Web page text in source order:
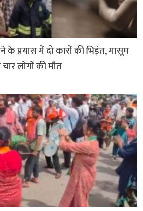
के प्रयास में दो कारों की भिड़ंत, मासूम
लोगों की मौत